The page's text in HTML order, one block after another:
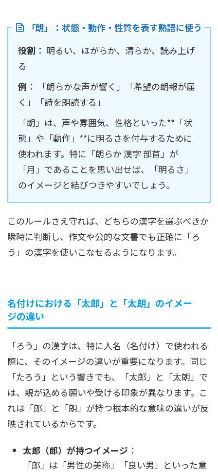
「朗」：状態・動作・性質を表す熟語に使う
役割 ： 明るい、ほがらか、清らか、読み上げ
る
例 ： 「朗らかな声が響く」「希望の朗報が届
く」「詩を朗読する」
「朗」は、声や雰囲気、性格といった**「状
態」や「動作」**に明るさを付与するために
使われます。特に「朗らか 漢字 部首」が
「月」であることを思い出せば、「明るさ」
のイメージと結びつきやすいでしょう。
このルールさえ守れば、どちらの漢字を選ぶべきか
瞬時に判断し、作文や公的な文書でも正確に「ろ
う」の漢字を使いこなせるようになります。
名付けにおける「太郎」と「太朗」のイメー
ジの違い
「ろう」の漢字は、特に人名（名付け）で使われる
際に、そのイメージの違いが重要になります。同じ
「たろう」という響きでも、「太郎」と「太朗」で
は、親が込める願いや受ける印象が異なります。こ
れは「郎」と「朗」が持つ根本的な意味の違いが反
映されているからです。
太郎（郎）が持つイメージ ：
「郎」は「男性の美称」「良い男」といった意